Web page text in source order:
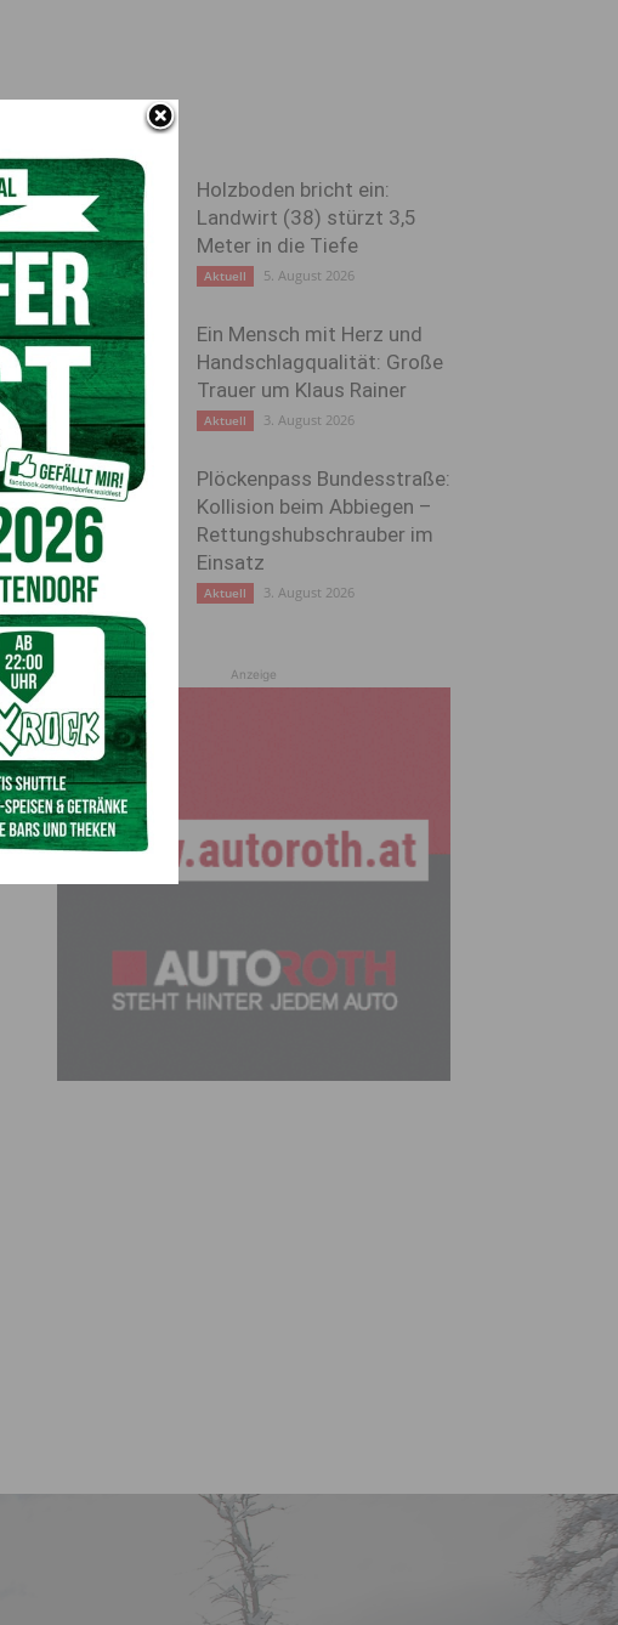
Holzboden bricht ein:
Landwirt (38) stürzt 3,5
Meter in die Tiefe
Aktuell 5. August 2026
Ein Mensch mit Herz und
Handschlagqualität: Große
Trauer um Klaus Rainer
Aktuell 3. August 2026
Plöckenpass Bundesstraße:
Kollision beim Abbiegen –
Rettungshubschrauber im
Einsatz
Aktuell 3. August 2026
Anzeige